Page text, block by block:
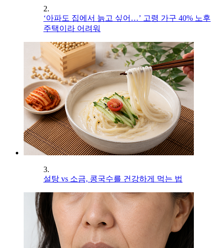
2.
‘아파도 집에서 늙고 싶어…’ 고령 가구 40% 노후
주택이라 어려워
3.
설탕 vs 소금, 콩국수를 건강하게 먹는 법